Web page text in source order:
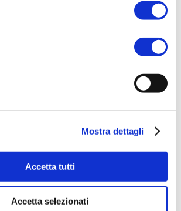
Mostra dettagli
Accetta tutti
Accetta selezionati